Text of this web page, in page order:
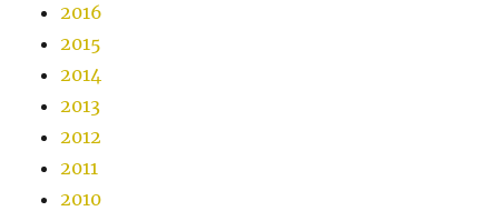
2016
2015
2014
2013
2012
2011
2010